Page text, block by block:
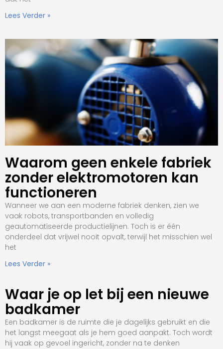
Lees Verder »
Waarom geen enkele fabriek
zonder elektromotoren kan
functioneren
Wanneer we aan een moderne fabriek denken, zien we
vaak robots, transportbanden en volledig
geautomatiseerde productielijnen. Toch is er één
onderdeel dat vrijwel nooit opvalt, terwijl het misschien wel
het
Lees Verder »
Waar je op let bij een nieuwe
badkamer
Een badkamer is de ruimte die je dagelijks gebruikt en die
het langst meegaat als je hem goed aanpakt. Toch wordt
hij vaak op gevoel ingericht, zonder na te denken